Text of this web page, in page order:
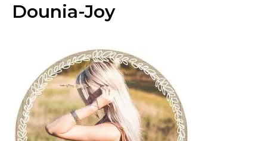
Dounia-Joy